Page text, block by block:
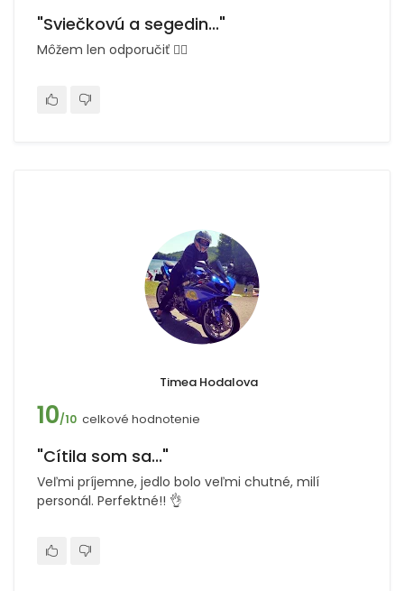
"Sviečkovú a segedin..."
Môžem len odporučiť 👌🏻
Timea Hodalova
10/10 celkové hodnotenie
"Cítila som sa..."
Veľmi príjemne, jedlo bolo veľmi chutné, milí
personál. Perfektné!! 👌